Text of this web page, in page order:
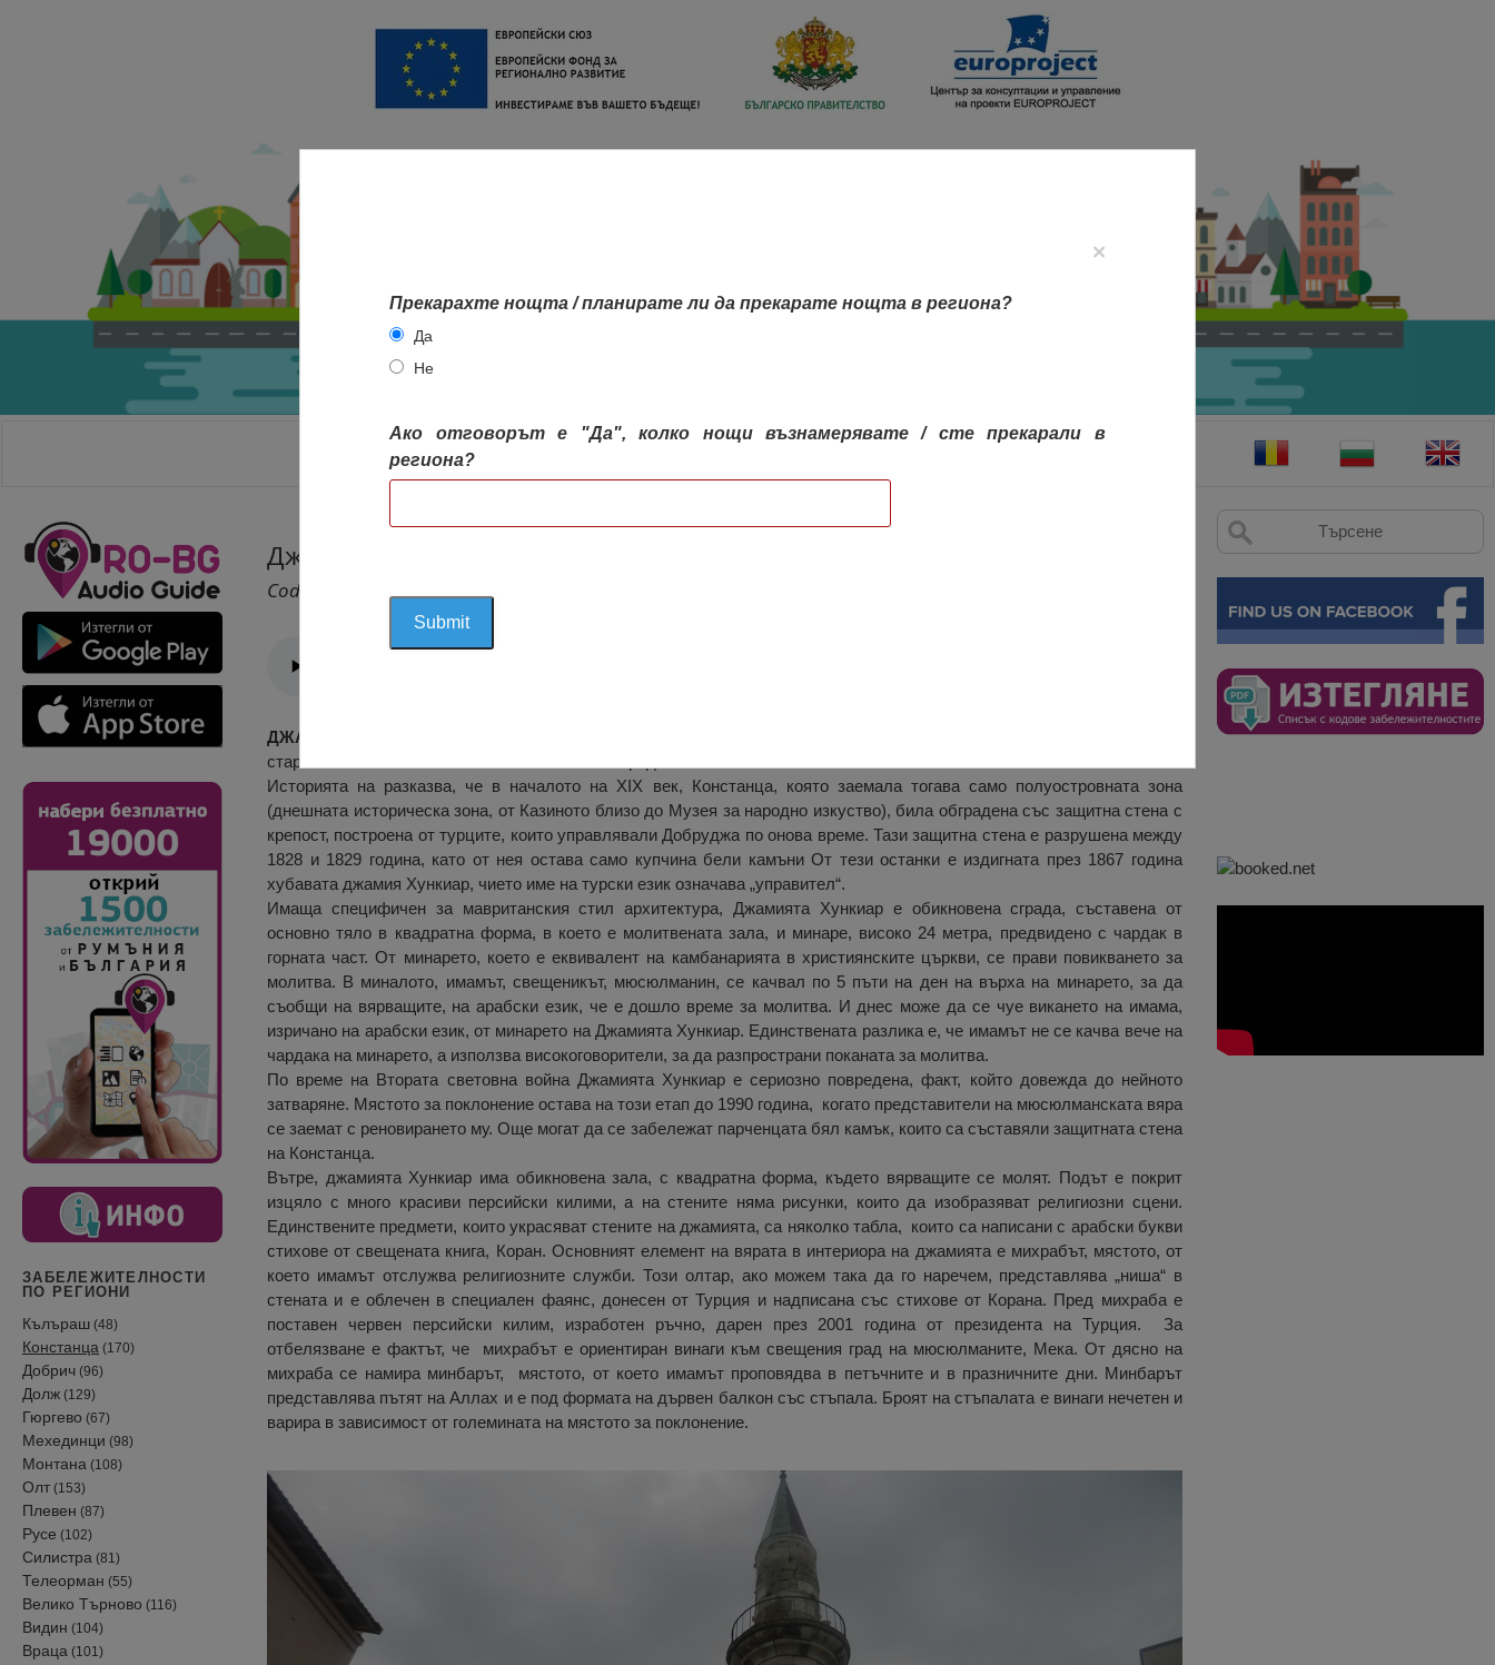
НАЧАЛО
ЗАБЕЛЕЖИТЕЛНОСТИ
ПО РЕГИОНИ
Кълъраш (48)
Констанца (170)
Добрич (96)
Долж (129)
Гюргево (67)
Мехединци (98)
Монтана (108)
Олт (153)
Плевен (87)
Русе (102)
Силистра (81)
Телеорман (55)
Велико Търново (116)
Видин (104)
Враца (101)
Джамия Хункиар, Констанца
Cod 1131
ДЖАМИЯ ХУНКИАР
старото мюсюлманско място за поклонение в града.
Историята на разказва, че в началото на XIX век, Констанца, която заемала тогава само полуостровната зона
(днешната историческа зона, от Казиното близо до Музея за народно изкуство), била обградена със защитна стена с
крепост, построена от турците, които управлявали Добруджа по онова време. Тази защитна стена е разрушена между
1828 и 1829 година, като от нея остава само купчина бели камъни От тези останки е издигната през 1867 година
хубавата джамия Хункиар, чието име на турски език означава „управител“.
Имаща специфичен за мавританския стил архитектура, Джамията Хункиар е обикновена сграда, съставена от
основно тяло в квадратна форма, в което е молитвената зала, и минаре, високо 24 метра, предвидено с чардак в
горната част. От минарето, което е еквивалент на камбанарията в християнските църкви, се прави повикването за
молитва. В миналото, имамът, свещеникът, мюсюлманин, се качвал по 5 пъти на ден на върха на минарето, за да
съобщи на вярващите, на арабски език, че е дошло време за молитва. И днес може да се чуе викането на имама,
изричано на арабски език, от минарето на Джамията Хункиар. Единствената разлика е, че имамът не се качва вече на
чардака на минарето, а използва високоговорители, за да разпространи поканата за молитва.
По време на Втората световна война Джамията Хункиар е сериозно повредена, факт, който довежда до нейното
затваряне. Мястото за поклонение остава на този етап до 1990 година, когато представители на мюсюлманската вяра
се заемат с реновирането му. Още могат да се забележат парченцата бял камък, които са съставяли защитната стена
на Констанца.
Вътре, джамията Хункиар има обикновена зала, с квадратна форма, където вярващите се молят. Подът е покрит
изцяло с много красиви персийски килими, а на стените няма рисунки, които да изобразяват религиозни сцени.
Единствените предмети, които украсяват стените на джамията, са няколко табла, които са написани с арабски букви
стихове от свещената книга, Коран. Основният елемент на вярата в интериора на джамията е михрабът, мястото, от
което имамът отслужва религиозните служби. Този олтар, ако можем така да го наречем, представлява „ниша“ в
стената и е облечен в специален фаянс, донесен от Турция и надписана със стихове от Корана. Пред михраба е
поставен червен персийски килим, изработен ръчно, дарен през 2001 година от президента на Турция. За
отбелязване е фактът, че михрабът е ориентиран винаги към свещения град на мюсюлманите, Мека. От дясно на
михраба се намира минбарът, мястото, от което имамът проповядва в петъчните и в празничните дни. Минбарът
представлява пътят на Аллах и е под формата на дървен балкон със стъпала. Броят на стъпалата е винаги нечетен и
варира в зависимост от големината на мястото за поклонение.
×
Прекарахте нощта / планирате ли да прекарате нощта в региона?
Да
Не
Ако отговорът е "Да", колко нощи възнамерявате / сте прекарали в
региона?